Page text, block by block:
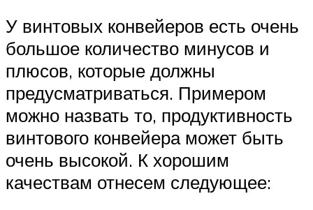
У винтовых конвейеров есть очень
большое количество минусов и
плюсов, которые должны
предусматриваться. Примером
можно назвать то, продуктивность
винтового конвейера может быть
очень высокой. К хорошим
качествам отнесем следующее: